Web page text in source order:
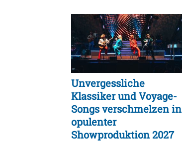
Unvergessliche
Klassiker und Voyage-
Songs verschmelzen in
opulenter
Showproduktion 2027